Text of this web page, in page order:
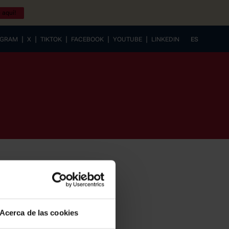
Acerca de las cookies
aquí!
| X | TIKTOK | FACEBOOK | YOUTUBE | LINKEDIN
ES